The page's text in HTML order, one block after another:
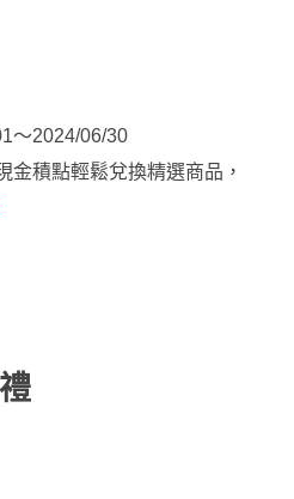
～2024/06/30
金積點輕鬆兌換精選商品，